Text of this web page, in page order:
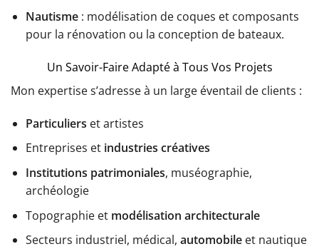
Nautisme: modélisation de coques et composants
pour la rénovation ou la conception de bateaux.
Un Savoir-Faire Adapté à Tous Vos Projets
Mon expertise s’adresse à un large éventail de clients :
Particuliers et artistes
Entreprises et industries créatives
Institutions patrimoniales, muséographie,
archéologie
Topographie et modélisation architecturale
Secteurs industriel, médical, automobileet nautique